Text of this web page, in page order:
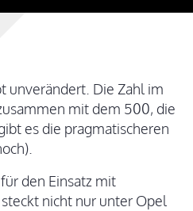
unverändert. Die Zahl im
mit dem 500, die
es die pragmatischeren
den Einsatz mit
nicht nur unter Opel